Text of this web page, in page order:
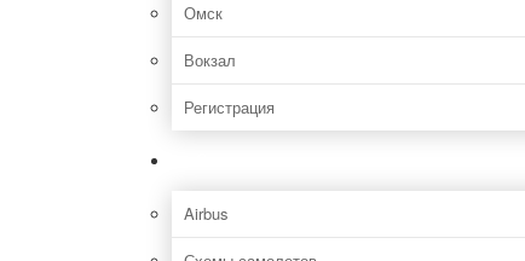
Омск
Вокзал
Регистрация
Airbus